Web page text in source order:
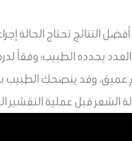
يحدده الطبيب؛ وفقاً
وقد ينصحك الطبيب
الشعر قبل عملية التقشير